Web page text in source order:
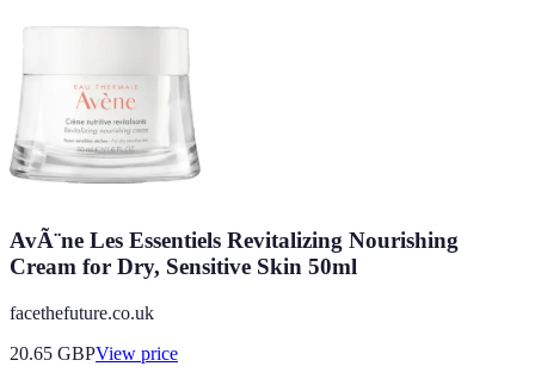
AvÃ¨ne Les Essentiels Revitalizing Nourishing
Cream for Dry, Sensitive Skin 50ml
facethefuture.co.uk
20.65 GBPView price